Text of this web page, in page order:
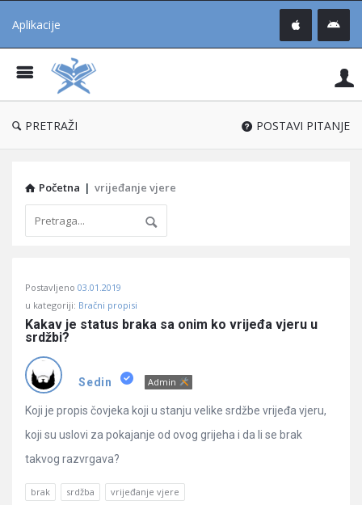
Aplikacije
®
PRETRAŽI POSTAVI PITANJE
Početna | vrijeđanje vjere
Učene
Latest
Pitanja
Postavljeno 03.01.2019
u kategoriji: Bračni propisi
Kakav je status braka sa onim ko vrijeđa vjeru u
srdžbi?
Sedin Admin
Koji je propis čovjeka koji u stanju velike srdžbe vrijeđa vjeru,
koji su uslovi za pokajanje od ovog grijeha i da li se brak
takvog razvrgava?
brak srdžba vrijeđanje vjere